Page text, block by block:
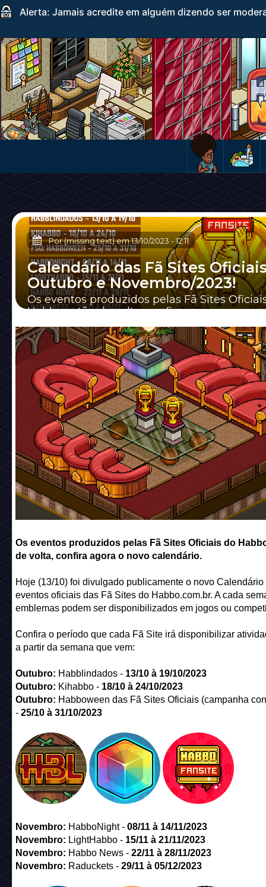
Alerta: Jamais acredite em alguém dizendo ser
Por (missing text) em13/10/2023 -12:11
Calendário das Fã Sites
Outubro e Novembro/2023!
Os eventos produzidos pelas Fã Sites
Habbo estão de volta, confira agora o novo
Os eventos produzidos pelas Fã Sites Oficiais do
de volta, confira agora o novo calendário.
Hoje (13/10) foi divulgado publicamente o novo Calendário
eventos oficiais das Fã Sites do Habbo.com.br. A cada
emblemas podem ser disponibilizados em jogos ou
Confira o período que cada Fã Site irá disponibilizar
a partir da semana que vem:
Outubro: Habblindados -13/10 à 19/10/2023
Outubro: Kihabbo -18/10 à 24/10/2023
Outubro: Habboween das Fã Sites Oficiais (campanha
-25/10 à 31/10/2023
Novembro: HabboNight -08/11 à 14/11/2023
Novembro: LightHabbo - 15/11 à 21/11/2023
Novembro: Habbo News - 22/11 à 28/11/2023
Novembro: Raduckets - 29/11 à 05/12/2023